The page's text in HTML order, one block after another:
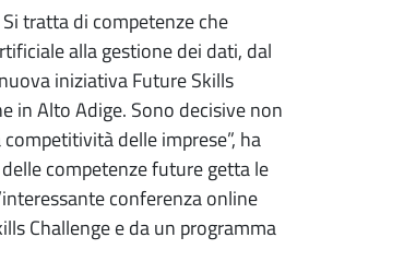
tratta di competenze che
alla gestione dei dati, dal
iniziativa Future Skills
in Alto Adige. Sono decisive non
delle imprese”, ha
competenze future getta le
conferenza online
Challenge e da un programma